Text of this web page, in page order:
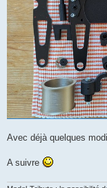
Avec déjà quelques
A suivre